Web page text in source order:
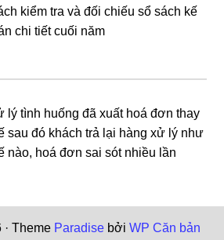
kiểm tra và đối chiếu sổ sách kế
chi tiết cuối năm
lý tình huống đã xuất hoá đơn thay
sau đó khách trả lại hàng xử lý như
nào, hoá đơn sai sót nhiều lần
Theme Paradisebởi WP Căn bản